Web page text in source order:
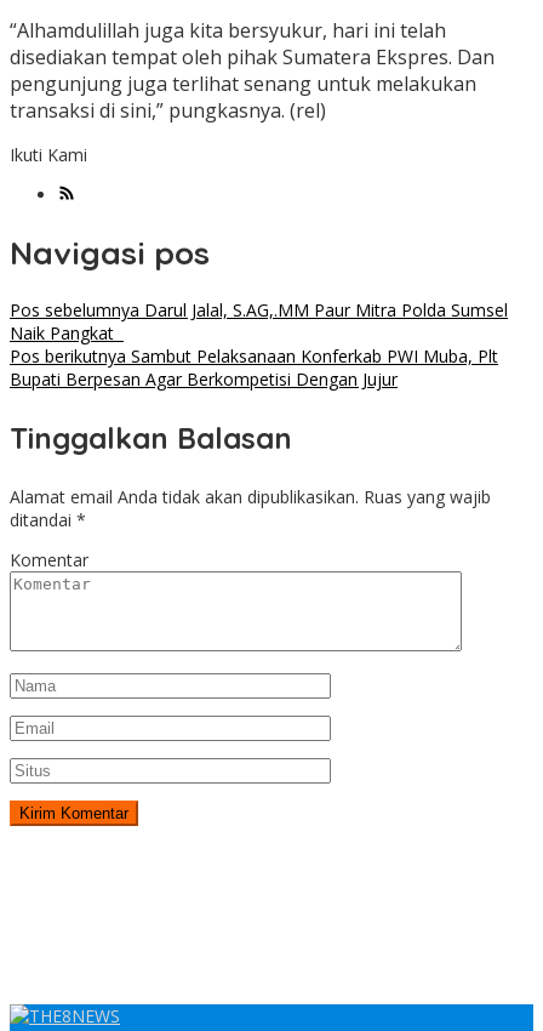
“Alhamdulillah juga kita bersyukur, hari ini telah
disediakan tempat oleh pihak Sumatera Ekspres. Dan
pengunjung juga terlihat senang untuk melakukan
transaksi di sini,” pungkasnya. (rel)
Ikuti Kami
Navigasi pos
Pos sebelumnya Darul Jalal, S.AG,.MM Paur Mitra Polda Sumsel
Naik Pangkat
Pos berikutnya Sambut Pelaksanaan Konferkab PWI Muba, Plt
Bupati Berpesan Agar Berkompetisi Dengan Jujur
Tinggalkan Balasan
Alamat email Anda tidak akan dipublikasikan. Ruas yang wajib
ditandai *
Komentar